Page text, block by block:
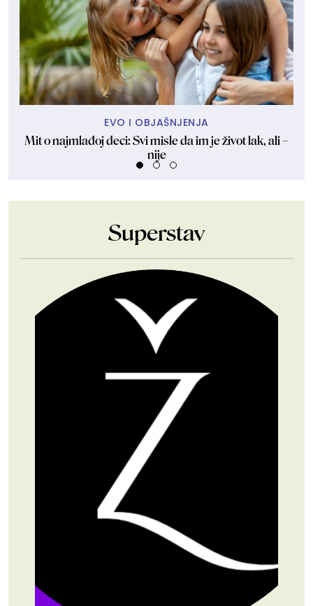
EVO I OBJAŠNJENJA
Mit o najmlađoj deci: Svi misle da im je život lak, ali –
nije
Superstav